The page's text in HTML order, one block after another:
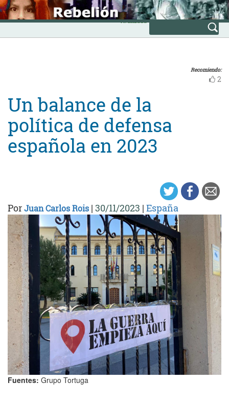
Skip
to
content
INICIO
Avanzada
Recomiendo:
2
Un balance de la
política de defensa
española en 2023
PorJuan Carlos Rois | 30/11/2023 | España
Fuentes: Grupo Tortuga